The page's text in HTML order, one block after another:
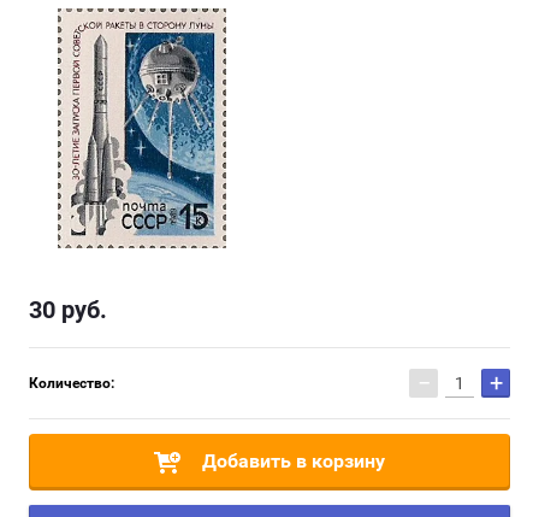
30 руб.
Количество: − +
Добавить в корзину